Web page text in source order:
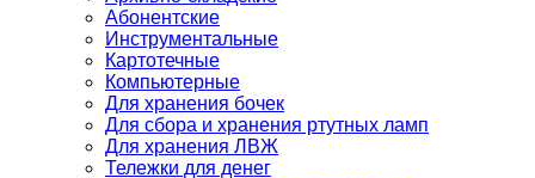
Абонентские
Инструментальные
Картотечные
Компьютерные
Для хранения бочек
Для сбора и хранения ртутных ламп
Для хранения ЛВЖ
Тележки для денег